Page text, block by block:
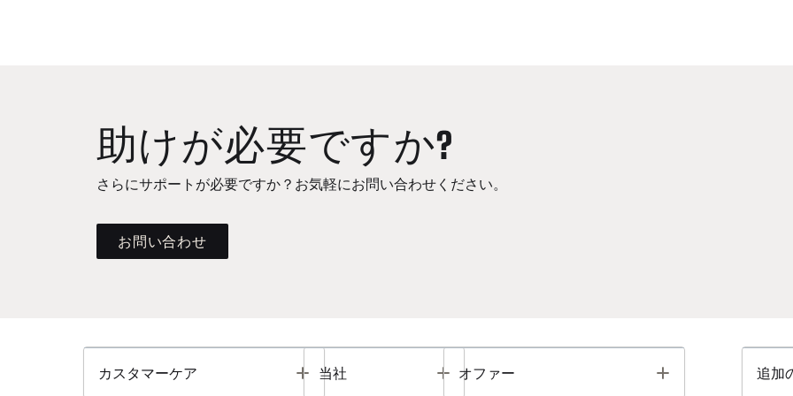
助けが必要ですか?
さらにサポートが必要ですか？お気軽にお問い合わせください。
お問い合わせ
カスタマーケア Toggle
当社 Toggle
オファー Toggle 追加